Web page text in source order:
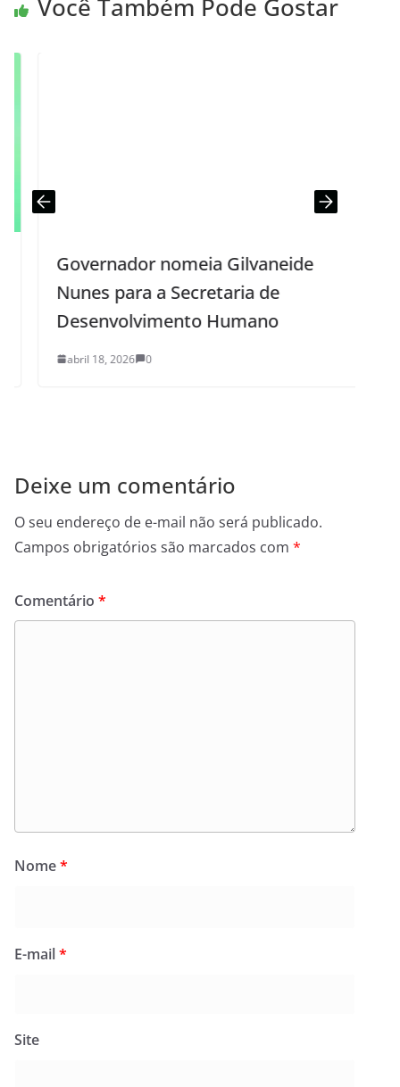
Você Também Pode Gostar
Governador nomeia Gilvaneide
Nunes para a Secretaria de
Desenvolvimento Humano
abril 18, 2026 0
Deixe um comentário
O seu endereço de e-mail não será publicado.
Campos obrigatórios são marcados com *
Comentário *
Nome*
E-mail*
Site